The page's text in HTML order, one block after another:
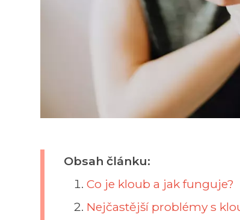
Obsah článku:
Co je kloub a jak funguje?
Nejčastější problémy s